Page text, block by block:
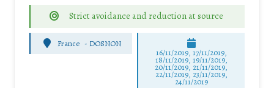
Strict avoidance and reduction at source
France - DOSNON
16/11/2019, 17/11/2019,
18/11/2019, 19/11/2019,
20/11/2019, 21/11/2019,
22/11/2019, 23/11/2019,
24/11/2019